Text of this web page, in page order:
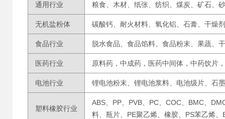
通用行业 粮食、木材、纸张、纺织、煤炭、矿石、
无机盐粉体 碳酸钙、耐火材料、氧化铝、石膏、干燥
食品行业 脱水食品、食品馅料、食品粉末、果蔬、
医药行业 原料药，中成药，医药中间体，中药饮片
电池行业 锂电池粉末、锂电池浆料、电池级片、石
塑料橡胶行业
ABS、PP、PVB、PC、COC、BMC、
料、瓶片、PE聚乙烯、橡胶、PS苯乙烯、